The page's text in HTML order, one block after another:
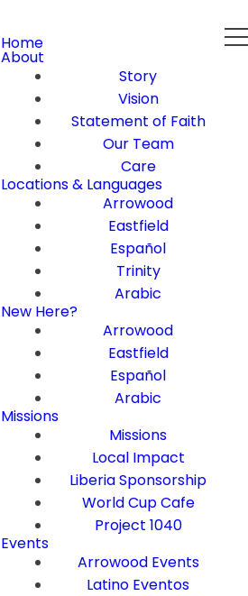
Home
About
Story
Vision
Statement of Faith
Our Team
Care
Locations & Languages
Arrowood
Eastfield
Español
Trinity
Arabic
New Here?
Arrowood
Eastfield
Español
Arabic
Missions
Missions
Local Impact
Liberia Sponsorship
World Cup Cafe
Project 1040
Events
Arrowood Events
Latino Eventos